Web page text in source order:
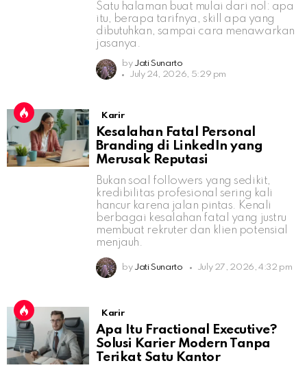
Satu halaman buat mulai dari nol: apa
itu, berapa tarifnya, skill apa yang
dibutuhkan, sampai cara menawarkan
jasanya.
by Jati Sunarto
July 24, 2026, 5:29 pm
Karir
Kesalahan Fatal Personal
Branding di LinkedIn yang
Merusak Reputasi
Bukan soal followers yang sedikit,
kredibilitas profesional sering kali
hancur karena jalan pintas. Kenali
berbagai kesalahan fatal yang justru
membuat rekruter dan klien potensial
menjauh.
by Jati Sunarto July 27, 2026, 4:32 pm
Karir
Apa Itu Fractional Executive?
Solusi Karier Modern Tanpa
Terikat Satu Kantor